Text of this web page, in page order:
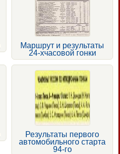
Маршрут и результаты
24-хчасовой гонки
Результаты первого
автомобильного старта
94-го